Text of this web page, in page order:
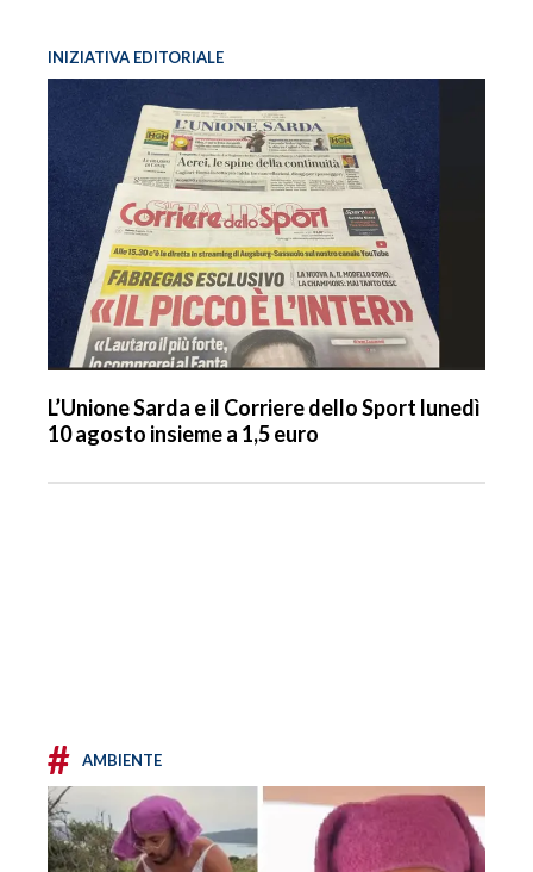
INIZIATIVA EDITORIALE
L’Unione Sarda e il Corriere dello Sport lunedì
10 agosto insieme a 1,5 euro
# AMBIENTE